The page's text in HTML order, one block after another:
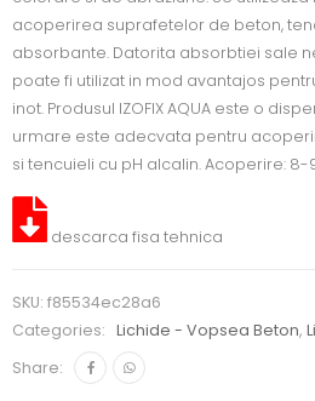
acoperirea suprafetelor de beton,
absorbante. Datorita absorbtiei sale
poate fi utilizat in mod avantajos
inot. Produsul IZOFIX AQUA este o
urmare este adecvata pentru
si tencuieli cu pH alcalin. Acoperire:
descarca fisa tehnica
SKU: f85534ec28a6
Categories:
Lichide - Vopsea Beton,
Share: